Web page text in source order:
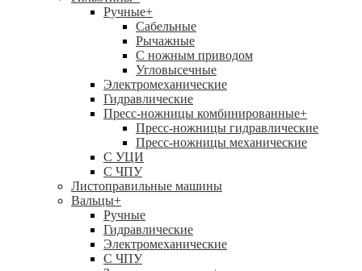
Ручные+
Сабельные
Рычажные
С ножным приводом
Угловысечные
Электромеханические
Гидравлические
Пресс-ножницы комбинированные+
Пресс-ножницы гидравлические
Пресс-ножницы механические
С УЦИ
С ЧПУ
Листоправильные машины
Вальцы+
Ручные
Гидравлические
Электромеханические
С ЧПУ